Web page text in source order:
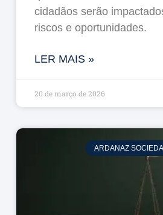
cidadãos serão
riscos e oportunidades.
LER MAIS »
20 de março de 2026
ARDANAZ